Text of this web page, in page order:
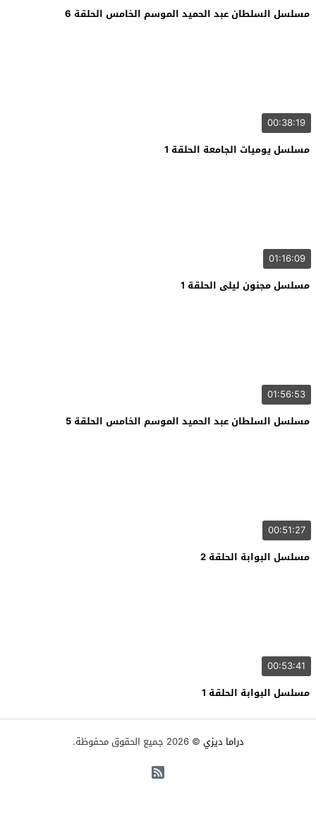
مسلسل السلطان عبد الحميد الموسم الخامس الحلقة 6
00:38:19
مسلسل يوميات الجامعة الحلقة 1
01:16:09
مسلسل مجنون ليلى الحلقة 1
01:56:53
مسلسل السلطان عبد الحميد الموسم الخامس الحلقة 5
00:51:27
مسلسل البوابة الحلقة 2
00:53:41
مسلسل البوابة الحلقة 1
دراما ديزي © 2026 جميع الحقوق محفوظة.